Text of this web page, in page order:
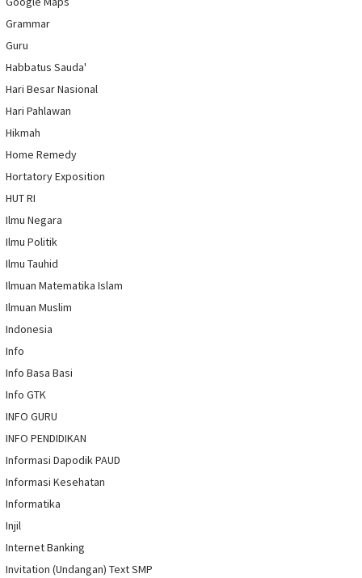
Grammar
Guru
Habbatus Sauda'
Hari Besar Nasional
Hari Pahlawan
Hikmah
Home Remedy
Hortatory Exposition
HUT RI
Ilmu Negara
Ilmu Politik
Ilmu Tauhid
Ilmuan Matematika Islam
Ilmuan Muslim
Indonesia
Info
Info Basa Basi
Info GTK
INFO GURU
INFO PENDIDIKAN
Informasi Dapodik PAUD
Informasi Kesehatan
Informatika
Injil
Internet Banking
Invitation (Undangan) Text SMP